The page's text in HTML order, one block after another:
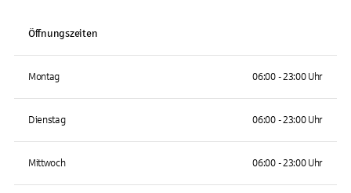
Öffnungszeiten
Montag 06:00 - 23:00 Uhr
Dienstag 06:00 - 23:00 Uhr
Mittwoch 06:00 - 23:00 Uhr